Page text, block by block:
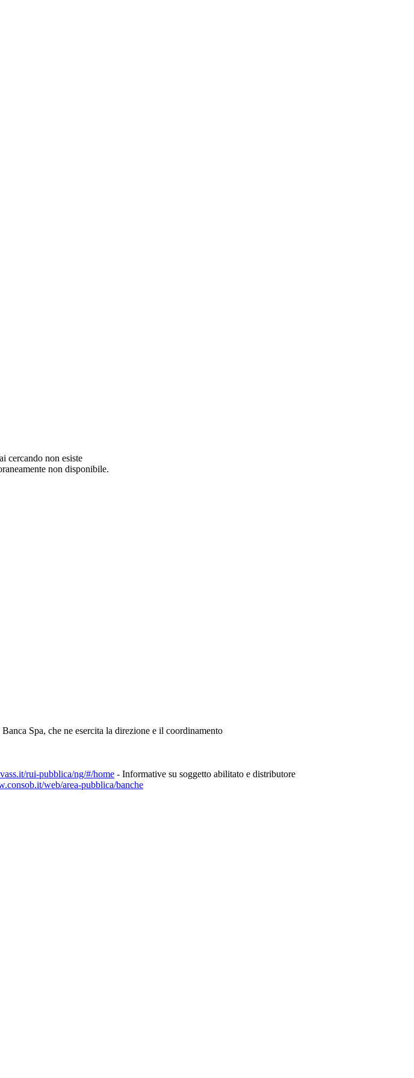
cercando non esiste
non disponibile.
Spa, che ne esercita la direzione e il coordinamento
rui-pubblica/ng/#/home - Informative su soggetto abilitato e distributore
web/area-pubblica/banche